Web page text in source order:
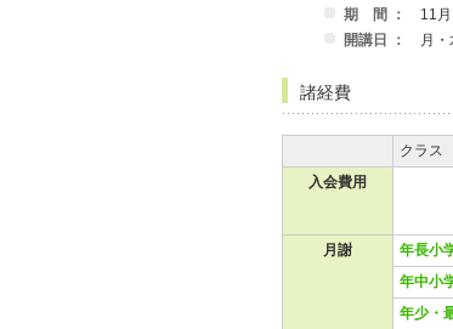
期 間 ：
11月
開講日 ：
月・
諸経費
クラス
入会費用
月謝
年長小
年中小
年少・